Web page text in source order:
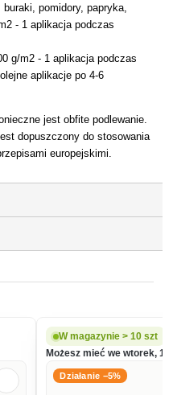
pomidory, papryka,
- 1 aplikacja podczas
g/m2 - 1 aplikacja podczas
aplikacje po 4-6
jest obfite podlewanie.
dopuszczony do stosowania
europejskimi.
W magazynie > 10 szt
Możesz mieć we wtorek,
Działanie −5%